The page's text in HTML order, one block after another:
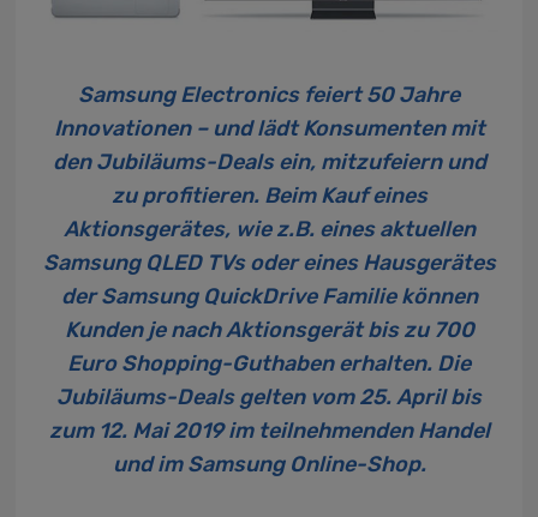
Samsung Electronics feiert 50 Jahre
Innovationen – und lädt Konsumenten mit
den Jubiläums-Deals ein, mitzufeiern und
zu profitieren. Beim Kauf eines
Aktionsgerätes, wie z.B. eines aktuellen
Samsung QLED TVs oder eines Hausgerätes
der Samsung QuickDrive Familie können
Kunden je nach Aktionsgerät bis zu 700
Euro Shopping-Guthaben erhalten. Die
Jubiläums-Deals gelten vom 25. April bis
zum 12. Mai 2019 im teilnehmenden Handel
und imSamsung Online-Shop.